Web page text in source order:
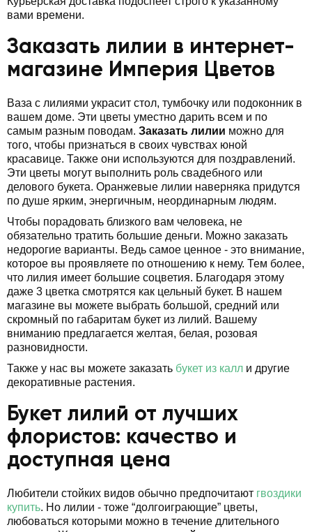
вами времени.
Заказать лилии в интернет-
магазине Империя Цветов
Ваза с лилиями украсит стол, тумбочку или подоконник в
вашем доме. Эти цветы уместно дарить всем и по
самым разным поводам. Заказать лилии можно для
того, чтобы признаться в своих чувствах юной
красавице. Также они используются для поздравлений.
Эти цветы могут выполнить роль свадебного или
делового букета. Оранжевые лилии наверняка придутся
по душе ярким, энергичным, неординарным людям.
Чтобы порадовать близкого вам человека, не
обязательно тратить большие деньги. Можно заказать
недорогие варианты. Ведь самое ценное - это внимание,
которое вы проявляете по отношению к нему. Тем более,
что лилия имеет большие соцветия. Благодаря этому
даже 3 цветка смотрятся как цельный букет. В нашем
магазине вы можете выбрать большой, средний или
скромный по габаритам букет из лилий. Вашему
вниманию предлагается желтая, белая, розовая
разновидности.
Также у нас вы можете заказать букет из калл и другие
декоративные растения.
Букет лилий от лучших
флористов: качество и
доступная цена
Любители стойких видов обычно предпочитают гвоздики
купить. Но лилии - тоже “долгоиграющие” цветы,
любоваться которыми можно в течение длительного